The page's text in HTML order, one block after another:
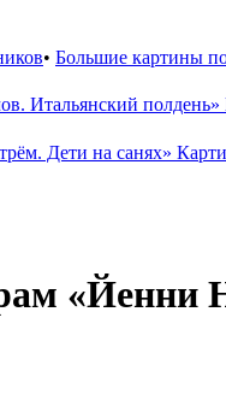
• Большие картины
«Йенни